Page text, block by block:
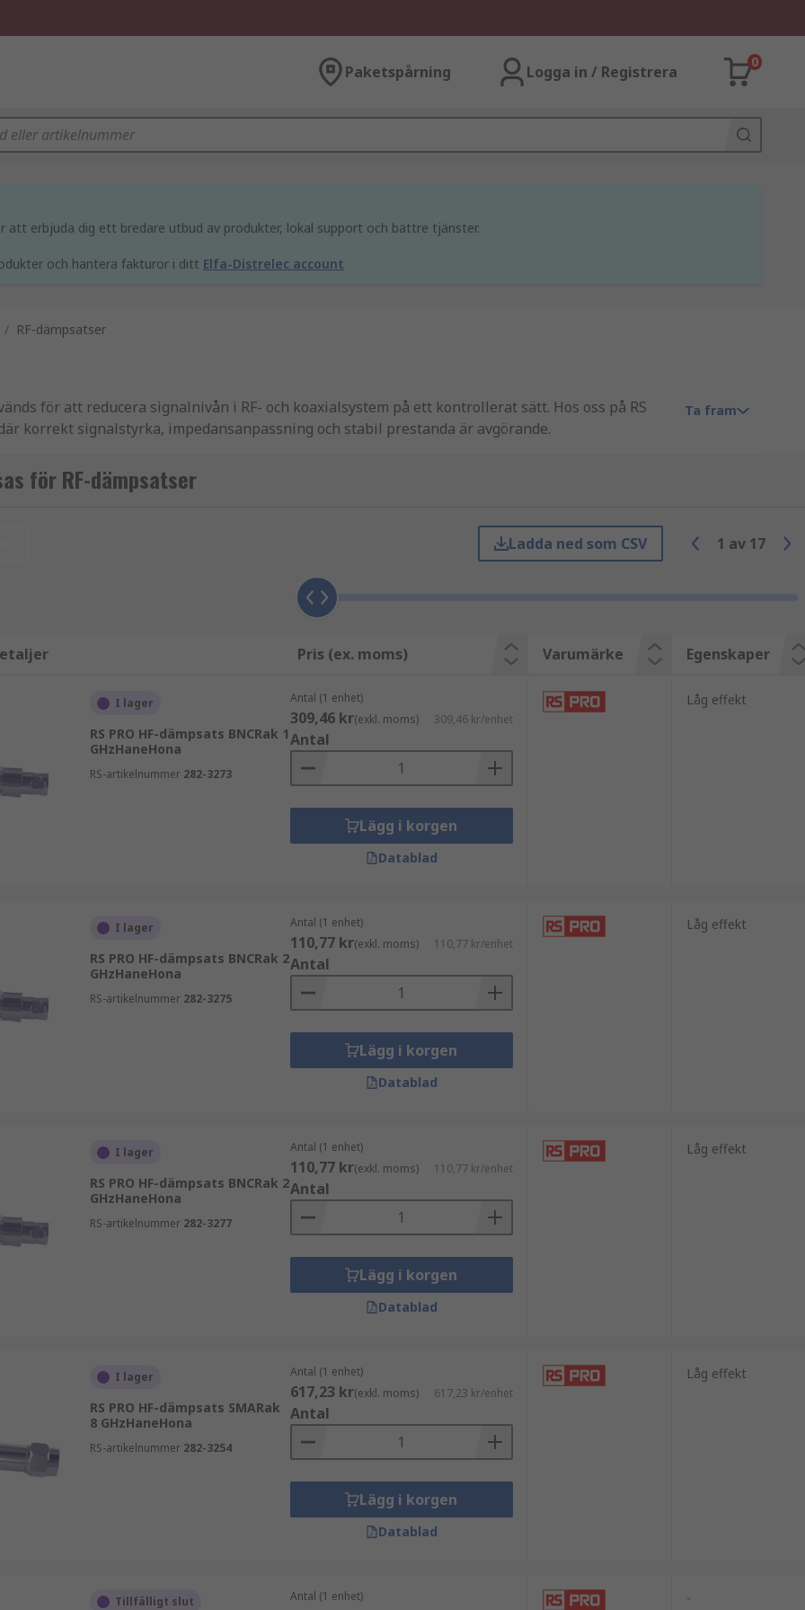
Paketspårning Logga in / Registrera
0
att erbjuda dig ett bredare utbud av produkter, lokal support och bättre tjänster.
och hantera fakturor i ditt Elfa-Distrelec account
/ RF-dämpsatser
för att reducera signalnivån i RF- och koaxialsystem på ett kontrollerat sätt. Hos oss på RS
korrekt signalstyrka, impedansanpassning och stabil prestanda är avgörande.
frekvensområden och bidrar till tillförlitlig drift i både testmiljöer och färdiga installationer.
för att skydda utrustning, förbättra mätresultat eller optimera systemets prestanda.
på dämpningsvärde, frekvensområde och kontakttyp. Valet påverkar både signalintegritet och
eller N-type
vilket frekvensområde som används. Kontrollera även impedans, vanligtvis 50 ohm, samt vilken
och noggrannhet viktiga faktorer. Vi på RS hjälper gärna till med teknisk rådgivning
eget varumärke kombinerar verifierad prestanda med konkurrenskraftigt pris och är ett tryggt
och teknisk expertis. Utforska våra RF-dämpare och radiofrekvensdämpare och välj
Ta fram
för RF-dämpsatser
Ladda ned som CSV 1 av 17
Pris (ex. moms) Varumärke Egenskaper
I lager
RS PRO HF-dämpsats BNCRak 1
GHzHaneHona
RS-artikelnummer 282-3273
Antal (1 enhet)
309,46 kr(exkl. moms) 309,46 kr/enhet
Antal
Lägg i korgen
Datablad
Låg effekt
I lager
RS PRO HF-dämpsats BNCRak 2
GHzHaneHona
RS-artikelnummer 282-3275
Antal (1 enhet)
110,77 kr(exkl. moms) 110,77 kr/enhet
Antal
Lägg i korgen
Datablad
Låg effekt
I lager
RS PRO HF-dämpsats BNCRak 2
GHzHaneHona
RS-artikelnummer 282-3277
Antal (1 enhet)
110,77 kr(exkl. moms) 110,77 kr/enhet
Antal
Lägg i korgen
Datablad
Låg effekt
I lager
RS PRO HF-dämpsats SMARak
8 GHzHaneHona
RS-artikelnummer 282-3254
Antal (1 enhet)
617,23 kr(exkl. moms) 617,23 kr/enhet
Antal
Lägg i korgen
Datablad
Låg effekt
Tillfälligt slut Antal (1 enhet) -